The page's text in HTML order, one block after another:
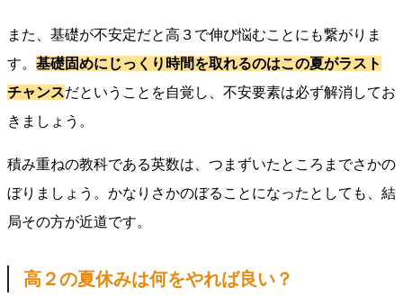
また、基礎が不安定だと高３で伸び悩むことにも繋がりま
す。 基礎固めにじっくり時間を取れるのはこの夏がラスト
チャンスだということを自覚し、不安要素は必ず解消してお
きましょう。
積み重ねの教科である英数は、つまずいたところまでさかの
ぼりましょう。かなりさかのぼることになったとしても、結
局その方が近道です。
高２の夏休みは何をやれば良い？